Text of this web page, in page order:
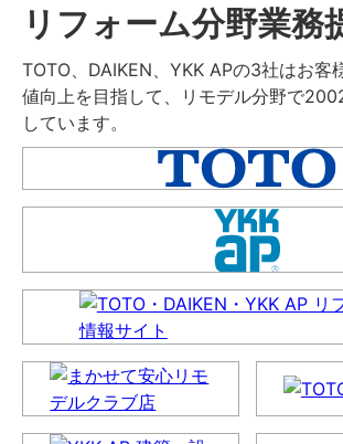
リフォーム分野業務
TOTO、DAIKEN、YKK APの3社はお客
値向上を目指して、リモデル分野で
しています。